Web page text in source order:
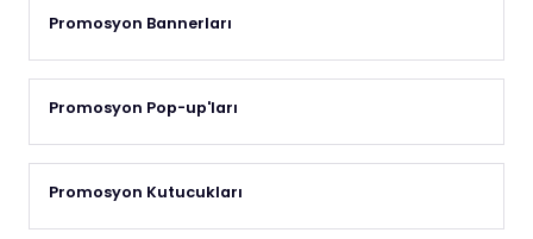
Promosyon Bannerları
Promosyon Pop-up'ları
Promosyon Kutucukları